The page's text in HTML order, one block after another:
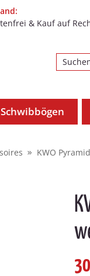
& Kauf auf
Schwibbögen
KWO